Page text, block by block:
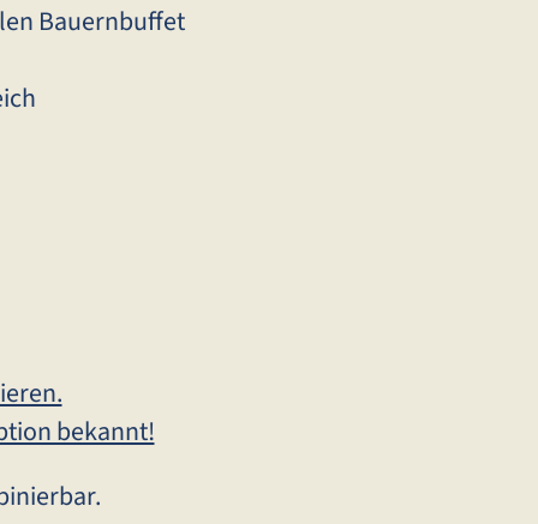
Bauernbuffet
bekannt!